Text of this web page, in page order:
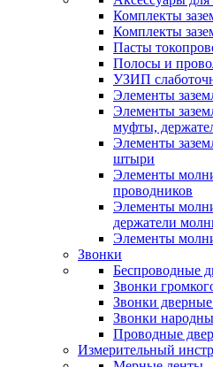
Комплекты
Комплекты
Пасты
Полосы и
УЗИП
Элементы
Элементы
муфты,
Элементы
штыри
Элементы
проводников
Элементы
держатели
Элементы
Звонки
Беспроводные
Звонки
Звонки
Звонки
Проводные
Измерительный